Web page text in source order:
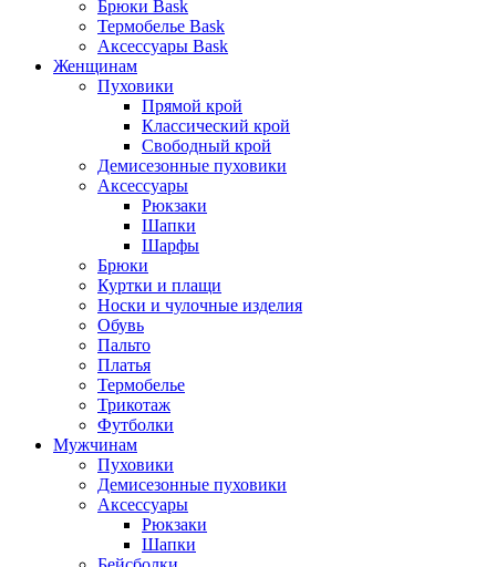
Брюки Bask
Термобелье Bask
Аксессуары Bask
Женщинам
Пуховики
Прямой крой
Классический крой
Свободный крой
Демисезонные пуховики
Аксессуары
Рюкзаки
Шапки
Шарфы
Брюки
Куртки и плащи
Носки и чулочные изделия
Обувь
Пальто
Платья
Термобелье
Трикотаж
Футболки
Мужчинам
Пуховики
Демисезонные пуховики
Аксессуары
Рюкзаки
Шапки